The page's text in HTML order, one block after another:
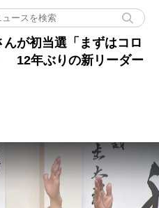
が初当選「まずはコロ
12年ぶりの新リーダー